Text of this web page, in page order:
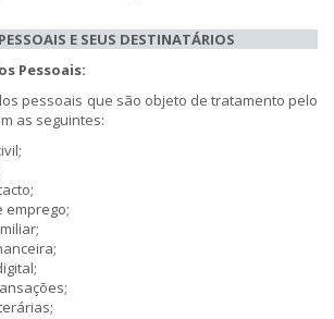
E SEUS DESTINATÁRIOS
Pessoais:
pessoais que são objeto de tratamento pelo
as seguintes:
emprego;